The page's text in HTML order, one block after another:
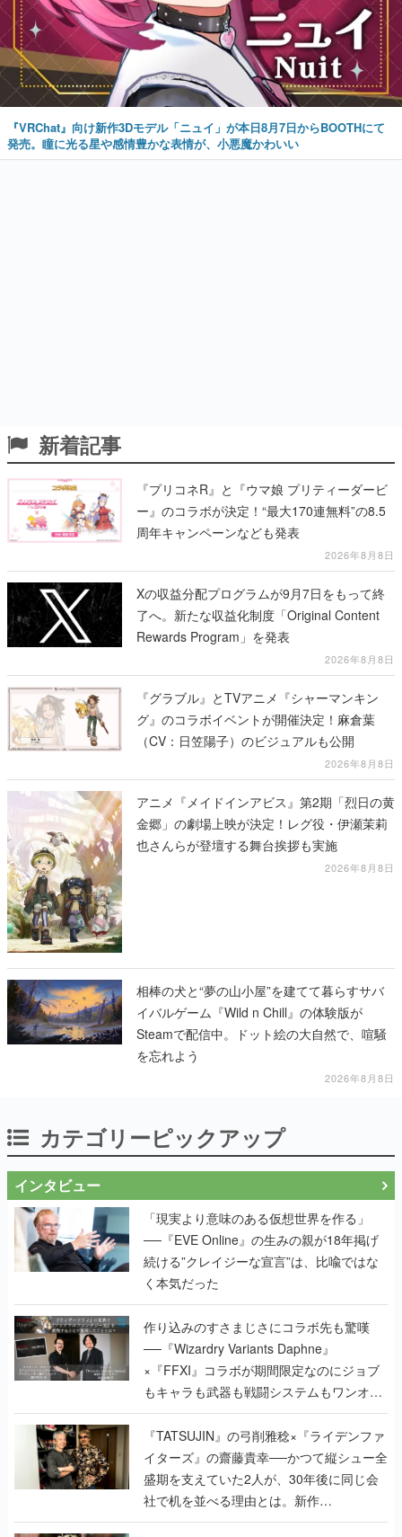
『VRChat』向け新作3Dモデル「ニュイ」が本日8月7日からBOOTHにて
発売。瞳に光る星や感情豊かな表情が、小悪魔かわいい
新着記事
『プリコネR』と『ウマ娘 プリティーダービ
ー』のコラボが決定！“最大170連無料”の8.5
周年キャンペーンなども発表
2026年8月8日
Xの収益分配プログラムが9月7日をもって終
了へ。新たな収益化制度「Original Content
Rewards Program」を発表
2026年8月8日
『グラブル』とTVアニメ『シャーマンキン
グ』のコラボイベントが開催決定！麻倉葉
（CV：日笠陽子）のビジュアルも公開
2026年8月8日
アニメ『メイドインアビス』第2期「烈日の黄
金郷」の劇場上映が決定！レグ役・伊瀬茉莉
也さんらが登壇する舞台挨拶も実施
2026年8月8日
相棒の犬と“夢の山小屋”を建てて暮らすサバ
イバルゲーム『Wild n Chill』の体験版が
Steamで配信中。ドット絵の大自然で、喧騒
を忘れよう
2026年8月8日
カテゴリーピックアップ
インタビュー
「現実より意味のある仮想世界を作る」
──『EVE Online』の生みの親が18年掲げ
続ける”クレイジーな宣言”は、比喩ではな
く本気だった
作り込みのすさまじさにコラボ先も驚嘆
──『Wizardry Variants Daphne』
×『FFXI』コラボが期間限定なのにジョブ
もキャラも武器も戦闘システムもワンオフ
で作り込まれた理由を両ディレクターに聞
く
『TATSUJIN』の弓削雅稔×『ライデンファ
イターズ』の齋藤貴幸──かつて縦シュー全
盛期を支えていた2人が、30年後に同じ会
社で机を並べる理由とは。新作
『TATSUJIN EXTREME』で初タッグを組